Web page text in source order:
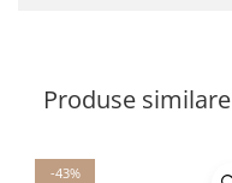
Produse similare
-43%